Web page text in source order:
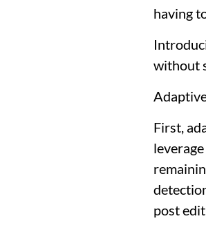
having
without
First,
post